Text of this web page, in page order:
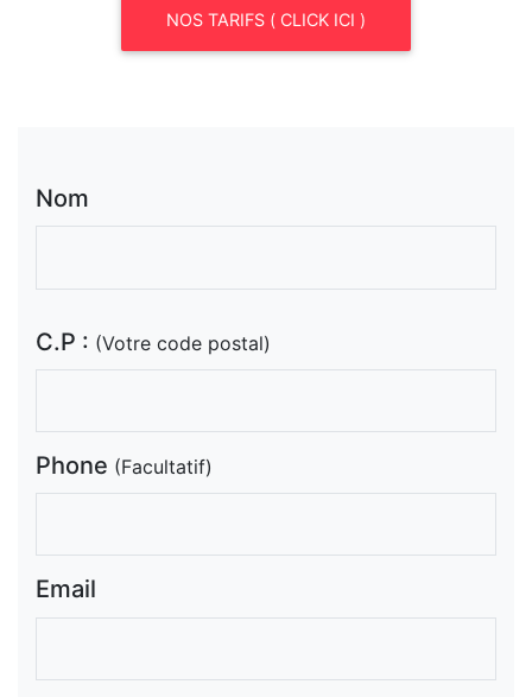
NOS TARIFS ( CLICK ICI )
Nom
C.P : (Votre code postal)
Phone (Facultatif)
Email